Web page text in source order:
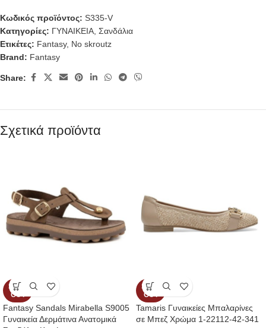
Κωδικός προϊόντος: S335-V
Κατηγορίες: ΓΥΝΑΙΚΕΙΑ Σανδάλια
Ετικέτες: Fantasy, No skroutz
Brand: Fantasy
Share:
Σχετικά προϊόντα
SOLD
OUT
Fantasy Sandals Mirabella S9005
Γυναικεία Δερμάτινα Ανατομικά
SOLD
OUT
Tamaris Γυναικείες Μπαλαρίνες
σε Μπεζ Χρώμα 1-22112-42-341